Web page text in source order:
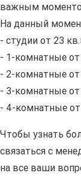
важным
На данный
- студии от 23
- 1-комнатные от
- 2-комнатные от
- 3-комнатные от
- 4-комнатные от
Чтобы узнать
связаться с
на все ваши